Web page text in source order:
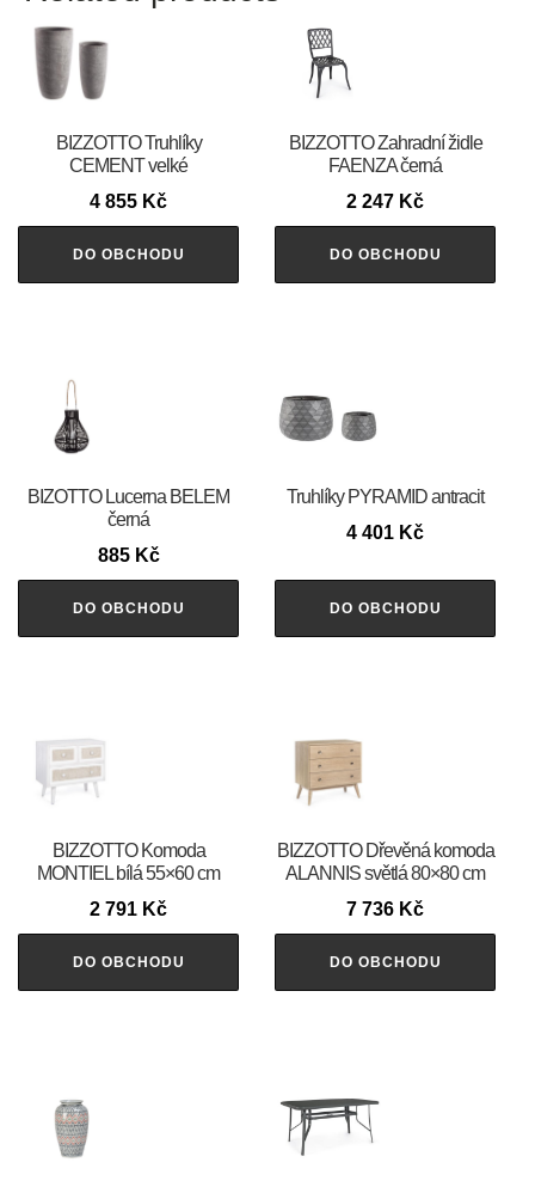
BIZZOTTO Truhlíky
CEMENT velké
4 855 Kč
DO OBCHODU
BIZZOTTO Zahradní židle
FAENZA černá
2 247 Kč
DO OBCHODU
BIZOTTO Lucerna BELEM
černá
885 Kč
DO OBCHODU
Truhlíky PYRAMID antracit
4 401 Kč
DO OBCHODU
BIZZOTTO Komoda
MONTIEL bílá 55×60 cm
2 791 Kč
DO OBCHODU
BIZZOTTO Dřevěná komoda
ALANNIS světlá 80×80 cm
7 736 Kč
DO OBCHODU